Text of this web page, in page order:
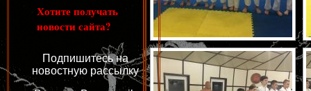
Хотите получать
новости сайта?
Подпишитесь на
новостную рассылку